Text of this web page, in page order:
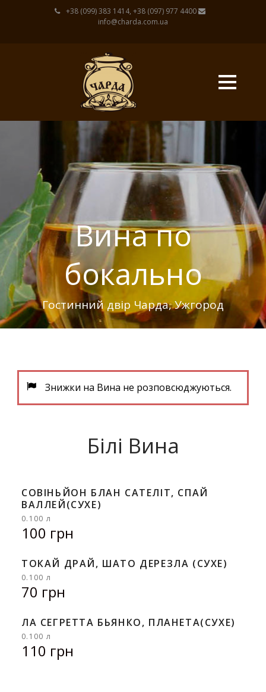
+38 (099) 383 1414, +38 (097) 977 4400
info@charda.com.ua
Ukrainian
Вина по
бокально
Гостинний двір Чарда, Ужгород
Знижки на Вина не розповсюджуються.
Білі Вина
СОВІНЬЙОН БЛАН САТЕЛІТ, СПАЙ
ВАЛЛЕЙ(СУХЕ)
0.100 л
100 грн
ТОКАЙ ДРАЙ, ШАТО ДЕРЕЗЛА (СУХЕ)
0.100 л
70 грн
ЛА СЕГРЕТТА БЬЯНКО, ПЛАНЕТА(СУХЕ)
0.100 л
110 грн